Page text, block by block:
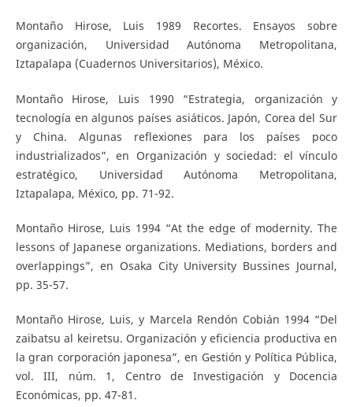
Montaño Hirose, Luis 1989 Recortes. Ensayos sobre
organización, Universidad Autónoma Metropolitana,
Iztapalapa (Cuadernos Universitarios), México.
Montaño Hirose, Luis 1990 “Estrategia, organización y
tecnología en algunos países asiáticos. Japón, Corea del Sur
y China. Algunas reflexiones para los países poco
industrializados”, en Organización y sociedad: el vínculo
estratégico, Universidad Autónoma Metropolitana,
Iztapalapa, México, pp. 71-92.
Montaño Hirose, Luis 1994 “At the edge of modernity. The
lessons of Japanese organizations. Mediations, borders and
overlappings”, en Osaka City University Bussines Journal,
pp. 35-57.
Montaño Hirose, Luis, y Marcela Rendón Cobián 1994 “Del
zaibatsu al keiretsu. Organización y eficiencia productiva en
la gran corporación japonesa”, en Gestión y Política Pública,
vol. III, núm. 1, Centro de Investigación y Docencia
Económicas, pp. 47-81.